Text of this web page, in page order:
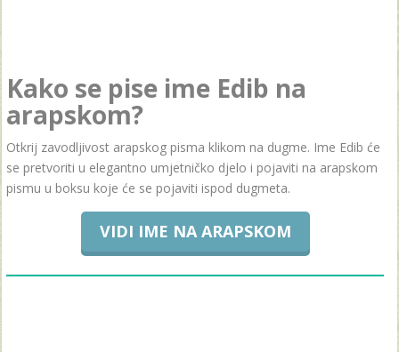
Kako se pise ime Edib na
arapskom?
Otkrij zavodljivost arapskog pisma klikom na dugme. Ime Edib će
se pretvoriti u elegantno umjetničko djelo i pojaviti na arapskom
pismu u boksu koje će se pojaviti ispod dugmeta.
VIDI IME NA ARAPSKOM